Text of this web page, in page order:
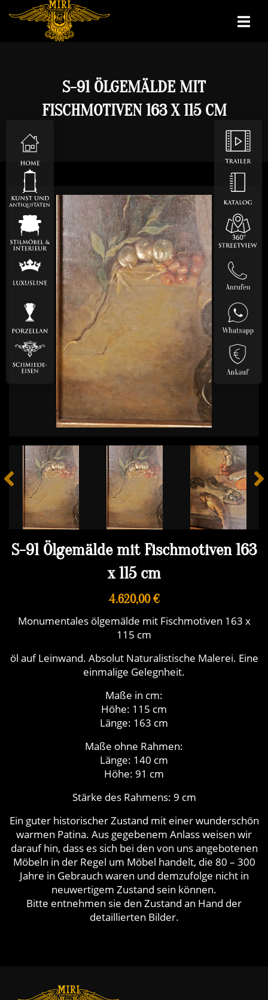
S-91 ÖLGEMÄLDE MIT
FISCHMOTIVEN 163 X 115 CM
S-91 Ölgemälde mit Fischmotiven 163
x 115 cm
4.620,00 €
Monumentales ölgemälde mit Fischmotiven 163 x
115 cm
öl auf Leinwand. Absolut Naturalistische Malerei. Eine
einmalige Gelegnheit.
Maße in cm:
Höhe: 115 cm
Länge: 163 cm
Maße ohne Rahmen:
Länge: 140 cm
Höhe: 91 cm
Stärke des Rahmens: 9 cm
Ein guter historischer Zustand mit einer wunderschön
warmen Patina. Aus gegebenem Anlass weisen wir
darauf hin, dass es sich bei den von uns angebotenen
Möbeln in der Regel um Möbel handelt, die 80 – 300
Jahre in Gebrauch waren und demzufolge nicht in
neuwertigem Zustand sein können.
Bitte entnehmen sie den Zustand an Hand der
detaillierten Bilder.